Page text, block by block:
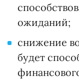
ожиданий;
снижение
будет